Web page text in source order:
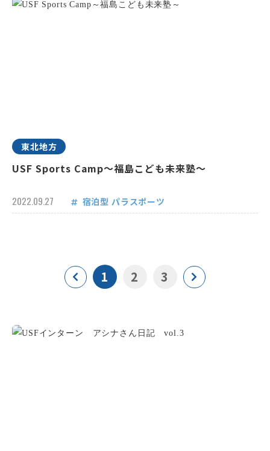
東北地方
USF Sports Camp～福島こども未来塾～
2022.09.27 宿泊型 パラスポーツ
1 2 3